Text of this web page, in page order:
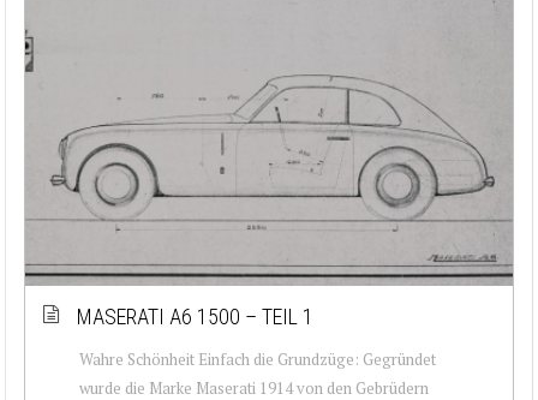
MASERATI A6 1500 – TEIL 1
Wahre Schönheit Einfach die Grundzüge: Gegründet
wurde die Marke Maserati 1914 von den Gebrüdern